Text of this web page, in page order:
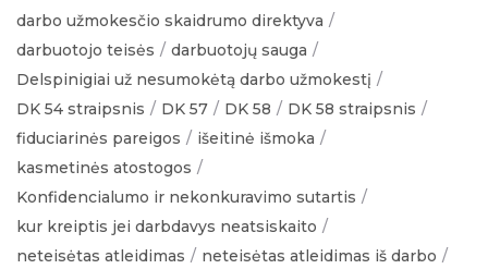
darbo užmokesčio skaidrumo direktyva
darbuotojo teisės
darbuotojų sauga
Delspinigiai už nesumokėtą darbo užmokestį
DK 54 straipsnis
DK 57 DK 58
DK 58 straipsnis
fiduciarinės pareigos
išeitinė išmoka
kasmetinės atostogos
Konfidencialumo ir nekonkuravimo sutartis
kur kreiptis jei darbdavys neatsiskaito
neteisėtas atleidimas
neteisėtas atleidimas iš darbo